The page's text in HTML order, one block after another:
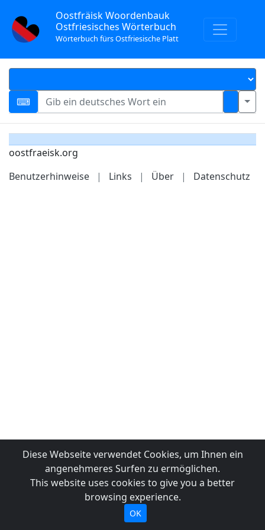
Oostfräisk Woordenbauk
Ostfriesisches Wörterbuch
Wörterbuch fürs Ostfriesische Platt
oostfraeisk.org
Benutzerhinweise
| Links | Über | Datenschutz
Diese Webseite verwendet Cookies, um Ihnen ein
angenehmeres Surfen zu ermöglichen.
This website uses cookies to give you a better
browsing experience.
OK